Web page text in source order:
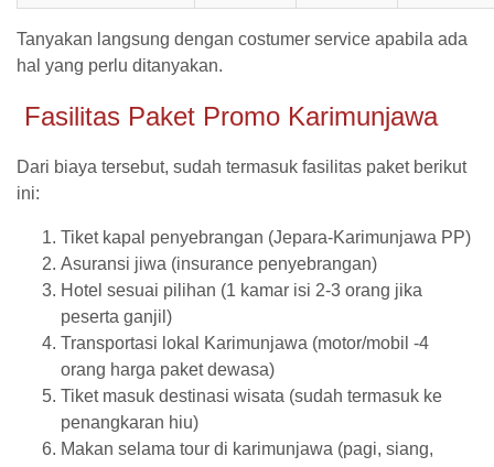
Tanyakan langsung dengan costumer service apabila ada
hal yang perlu ditanyakan.
Fasilitas Paket Promo Karimunjawa
Dari biaya tersebut, sudah termasuk fasilitas paket berikut
ini:
Tiket kapal penyebrangan (Jepara-Karimunjawa PP)
Asuransi jiwa (insurance penyebrangan)
Hotel sesuai pilihan (1 kamar isi 2-3 orang jika
peserta ganjil)
Transportasi lokal Karimunjawa (motor/mobil -4
orang harga paket dewasa)
Tiket masuk destinasi wisata (sudah termasuk ke
penangkaran hiu)
Makan selama tour di karimunjawa (pagi, siang,